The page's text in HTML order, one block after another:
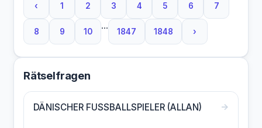
‹ 1 2 3 4 5 6 7
8 9 10
...
1847 1848 ›
Rätselfragen
DÄNISCHER FUSSBALLSPIELER (ALLAN) →